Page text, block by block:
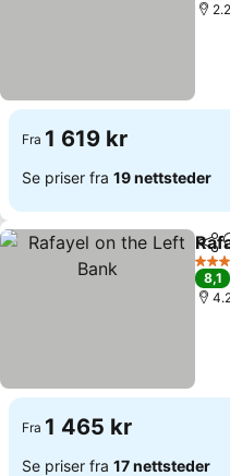
Fra 1 619 kr
Se priser fra 19 nettsteder
Del
5
8,1
Fra 1 465 kr
Se priser fra 17 nettsteder